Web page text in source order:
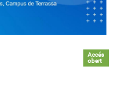
Accés
obert